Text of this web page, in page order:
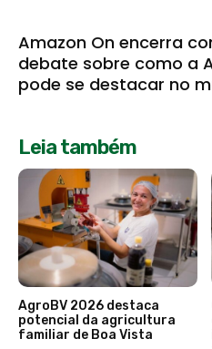
Amazon On encerra
debate sobre como a
pode se destacar no
Leia também
AgroBV 2026 destaca
potencial da agricultura
familiar de Boa Vista